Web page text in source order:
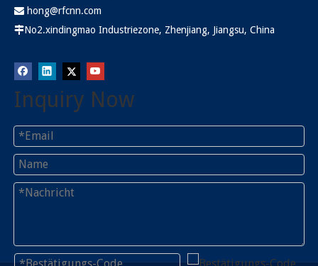
 hong@rfcnn.com
No2.xindingmao Industriezone, Zhenjiang, Jiangsu, China
Inquiry Now